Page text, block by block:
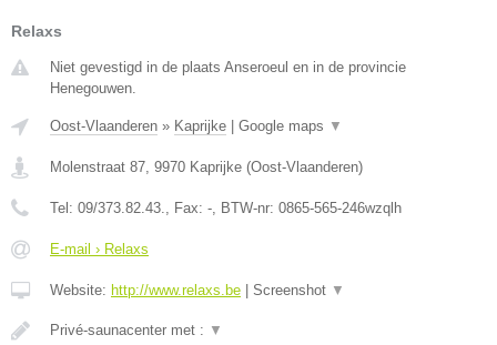
Relaxs
Niet gevestigd in de plaats Anseroeul en in de provincie
Henegouwen.
Oost-Vlaanderen » Kaprijke | Google maps ▼
Molenstraat 87 9970 Kaprijke (Oost-Vlaanderen)
Tel: 09/373.82.43. , Fax: - , BTW-nr: 0865-565-246wzqlh
E-mail › Relaxs
Website: http://www.relaxs.be | Screenshot ▼
Privé-saunacenter met : ▼